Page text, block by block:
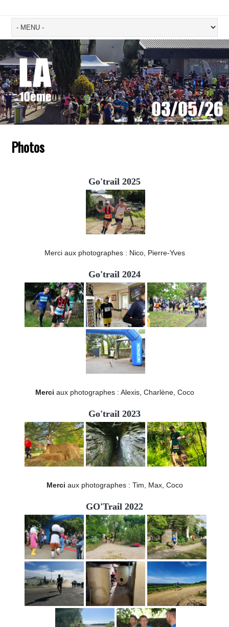
Photos
Go'trail 2025
Merci aux photographes : Nico, Pierre-Yves
Go'trail 2024
Merci aux photographes : Alexis, Charlène, Coco
Go'trail 2023
Merci aux photographes : Tim, Max, Coco
GO'Trail 2022